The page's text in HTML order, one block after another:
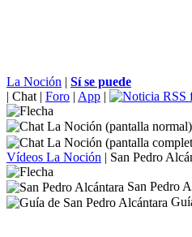
La Noción | Sí se puede
| Chat | Foro | App |
Vídeos La Noción | San Pedro
San Pedro